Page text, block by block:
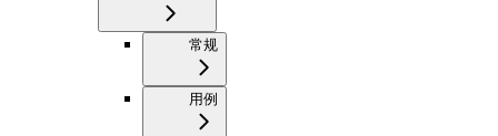
常规
用例